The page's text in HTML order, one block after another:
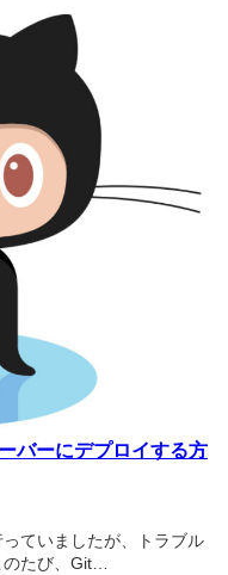
バーにデプロイする方
ていましたが、トラブル
たび、Git…